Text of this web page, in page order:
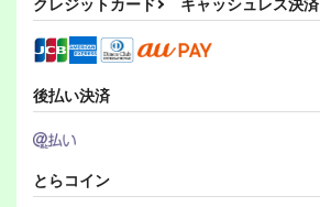
後払い決済
とらコイン